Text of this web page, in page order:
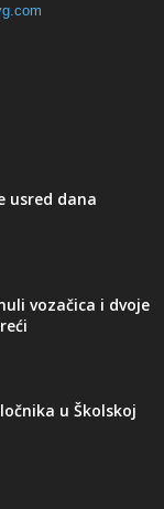
usred dana
vozačica i dvoje
u Školskoj